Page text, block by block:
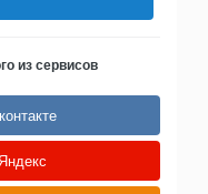
из сервисов